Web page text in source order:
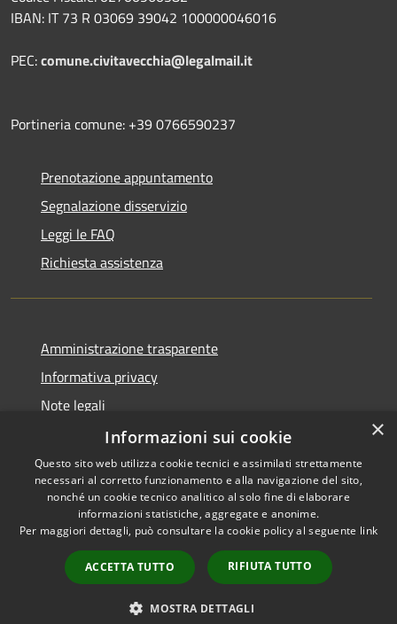
IBAN: IT 73 R 03069 39042 100000046016
PEC:comune.civitavecchia@legalmail.it
Portineria comune: +39 0766590237
Prenotazione appuntamento
Segnalazione disservizio
Leggi le FAQ
Richiesta assistenza
Amministrazione trasparente
Informativa privacy
Note legali
Dichiarazione di accessibilità
RSS
Accessibilità
Copyright © 2026 • Città di
Municipium•
Accesso
redazione
×
Informazioni sui cookie
Questo sito web utilizza cookie tecnici e assimilati strettamente
necessari al corretto funzionamento e alla navigazione del sito,
nonché un cookie tecnico analitico al solo fine di elaborare
informazioni statistiche, aggregate e anonime.
Per maggiori dettagli, può consultare la cookie policy al seguente link
ACCETTA TUTTO RIFIUTA TUTTO
MOSTRA DETTAGLI